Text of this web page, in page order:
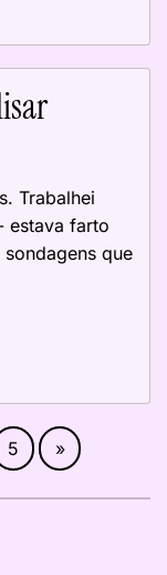
Trabalhei
estava farto
que
5 »